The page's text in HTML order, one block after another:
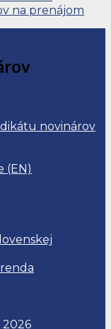
na prenájom
novinárov
(EN)